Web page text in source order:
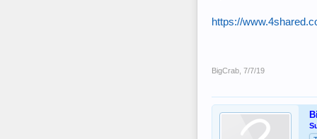
https://
BigCrab 7/7/19